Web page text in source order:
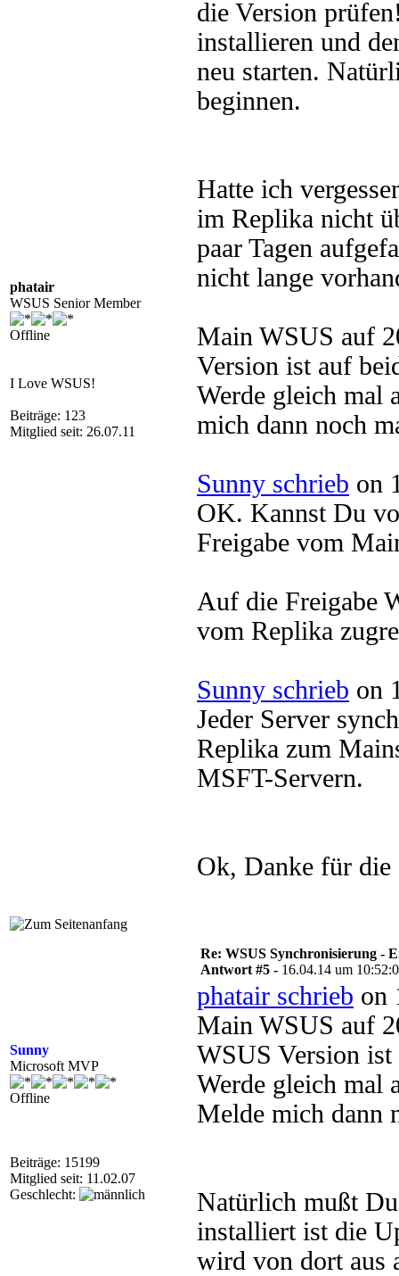
phatair
WSUS Senior Member
Offline
I Love WSUS!
Beiträge: 123
Mitglied seit: 26.07.11
die Version
installieren und
neu starten.
beginnen.
Hatte ich
im Replika nicht
paar Tagen
nicht lange
Main WSUS auf
Version ist auf
Werde gleich mal
mich dann noch
Sunny schrieb on
OK. Kannst Du
Freigabe vom
Auf die Freigabe
vom Replika
Sunny schrieb on
Jeder Server
Replika zum
MSFT-Servern.
Ok, Danke für
Sunny
Microsoft MVP
Offline
Beiträge: 15199
Mitglied seit: 11.02.07
Geschlecht:
Re: WSUS Synchronisierung -
Antwort #5 - 16.04.14 um
phatair schrieb on
Main WSUS auf
WSUS Version
Werde gleich mal
Melde mich dann
Natürlich mußt
installiert ist die
wird von dort aus